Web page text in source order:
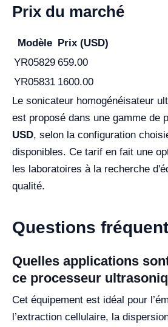
Prix du marché
Modèle Prix (USD)
YR05829 659.00
YR05831 1600.00
Le sonicateur homogénéisateur
est proposé dans une gamme de
USD, selon la configuration
disponibles. Ce tarif en fait une
les laboratoires à la recherche
qualité.
Questions
Quelles applications
ce processeur
Cet équipement est idéal pour
l’extraction cellulaire, la